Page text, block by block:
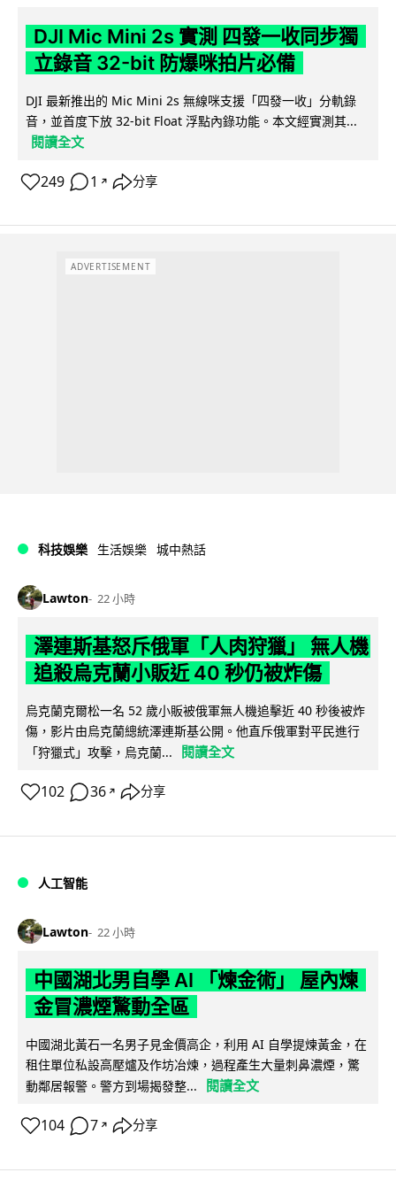
DJI Mic Mini 2s 實測 四發一收同步獨
立錄音 32-bit 防爆咪拍片必備
DJI 最新推出的 Mic Mini 2s 無線咪支援「四發一收」分軌錄
音，並首度下放 32-bit Float 浮點內錄功能。本文經實測其...
閱讀全文
249 1 ↗ 分享
ADVERTISEMENT
科技娛樂 生活娛樂 城中熱話
Lawton 22 小時
澤連斯基怒斥俄軍「人肉狩獵」 無人機
追殺烏克蘭小販近 40 秒仍被炸傷
烏克蘭克爾松一名 52 歲小販被俄軍無人機追擊近 40 秒後被炸
傷，影片由烏克蘭總統澤連斯基公開。他直斥俄軍對平民進行
「狩獵式」攻擊，烏克蘭...
閱讀全文
102 36 ↗ 分享
人工智能
Lawton 22 小時
中國湖北男自學 AI 「煉金術」 屋內煉
金冒濃煙驚動全區
中國湖北黃石一名男子見金價高企，利用 AI 自學提煉黃金，在
租住單位私設高壓爐及作坊冶煉，過程產生大量刺鼻濃煙，驚
動鄰居報警。警方到場揭發整...
閱讀全文
104 7 ↗ 分享